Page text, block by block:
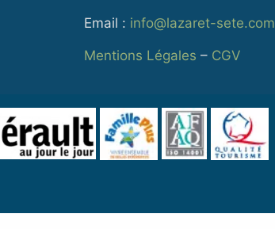
Email : info@lazaret-sete.com
Mentions Légales – CGV